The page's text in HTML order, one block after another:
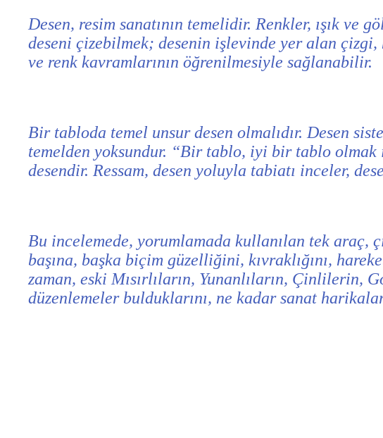
Desen, resim sanatının temelidir. Renkler, ışık
deseni çizebilmek; desenin işlevinde yer alan
ve renk kavramlarının öğrenilmesiyle sağlanabilir.
Bir tabloda temel unsur desen olmalıdır. Desen
temelden yoksundur. “Bir tablo, iyi bir tablo
desendir. Ressam, desen yoluyla tabiatı inceler,
Bu incelemede, yorumlamada kullanılan tek araç,
başına, başka biçim güzelliğini, kıvraklığını,
zaman, eski Mısırlıların, Yunanlıların, Çinlilerin,
düzenlemeler bulduklarını, ne kadar sanat